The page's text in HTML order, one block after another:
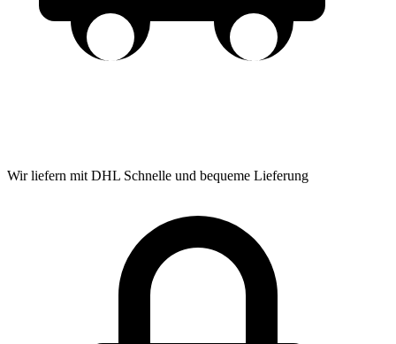
Wir liefern mit DHL Schnelle und bequeme Lieferung